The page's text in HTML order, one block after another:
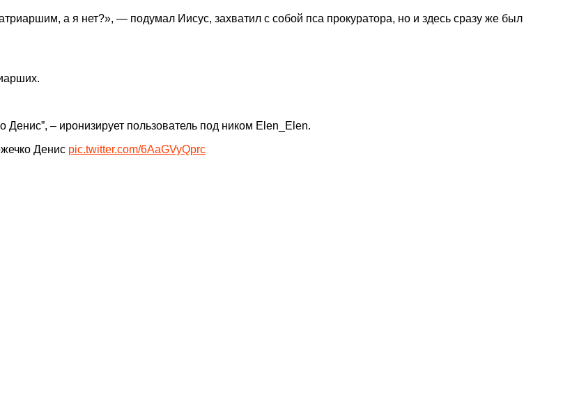
а я нет?», — подумал Иисус, захватил с собой пса прокуратора, но и здесь сразу же был
– иронизирует пользователь под ником Elen_Elen.
Денис pic.twitter.com/6AaGVyQprc